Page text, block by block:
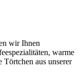
wir Ihnen
warme
aus unserer